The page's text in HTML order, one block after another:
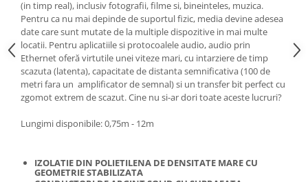
(in timp real), inclusiv fotografii, filme si, bineinteles, muzica.
Pentru ca nu mai depinde de suportul fizic, media devine adesea
date care sunt mutate de la multiple dispozitive in mai multe
locatii. Pentru aplicatiile si protocoalele audio, audio prin
Ethernet oferă virtutile unei viteze mari, cu intarziere de timp
scazuta (latenta), capacitate de distanta semnificativa (100 de
metri fara un amplificator de semnal) si un transfer bit perfect cu
zgomot extrem de scazut. Cine nu si-ar dori toate aceste lucruri?
Lungimi disponibile: 0,75m - 12m
IZOLATIE DIN POLIETILENA DE DENSITATE MARE CU
GEOMETRIE STABILIZATA